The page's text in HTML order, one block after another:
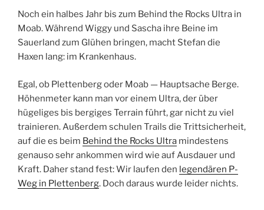
Noch ein halbes Jahr bis zum Behind the Rocks Ultra in
Moab. Während Wiggy und Sascha ihre Beine im
Sauerland zum Glühen bringen, macht Stefan die
Haxen lang: im Krankenhaus.
Egal, ob Plettenberg oder Moab — Hauptsache Berge.
Höhenmeter kann man vor einem Ultra, der über
hügeliges bis bergiges Terrain führt, gar nicht zu viel
trainieren. Außerdem schulen Trails die Trittsicherheit,
auf die es beim Behind the Rocks Ultra mindestens
genauso sehr ankommen wird wie auf Ausdauer und
Kraft. Daher stand fest: Wir laufen den legendären P-
Weg in Plettenberg. Doch daraus wurde leider nichts.